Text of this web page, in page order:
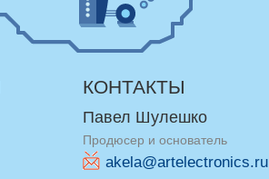
КОНТАКТЫ
Павел Шулешко
Продюсер и основатель
akela@artelectronics.ru